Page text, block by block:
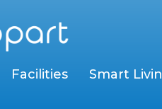
Facilities Smart